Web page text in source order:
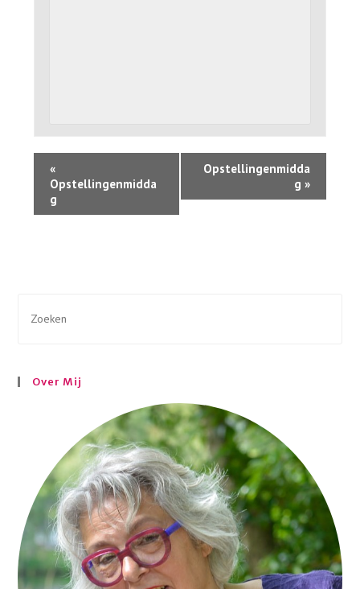
«
Opstellingenmidda
g
Opstellingenmidda
g »
naar:
Over Mij